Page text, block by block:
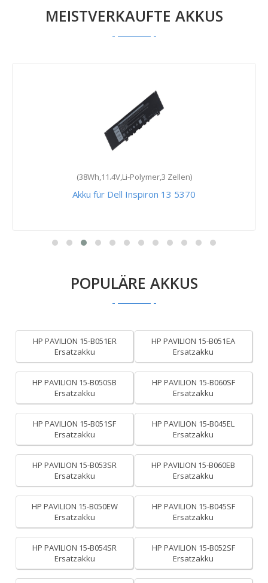
MEISTVERKAUFTE AKKUS
(38Wh,11.4V,Li-Polymer,3 Zellen)
Akku für Dell Inspiron 13 5370
POPULÄRE AKKUS
HP PAVILION 15-B051ER
Ersatzakku
HP PAVILION 15-B051EA
Ersatzakku
HP PAVILION 15-B050SB
Ersatzakku
HP PAVILION 15-B060SF
Ersatzakku
HP PAVILION 15-B051SF
Ersatzakku
HP PAVILION 15-B045EL
Ersatzakku
HP PAVILION 15-B053SR
Ersatzakku
HP PAVILION 15-B060EB
Ersatzakku
HP PAVILION 15-B050EW
Ersatzakku
HP PAVILION 15-B045SF
Ersatzakku
HP PAVILION 15-B054SR
Ersatzakku
HP PAVILION 15-B052SF
Ersatzakku